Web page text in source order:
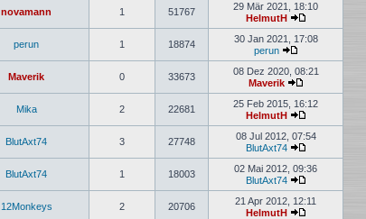
novamann 1 51767
29 Mär 2021, 18:10
HelmutH
Neuester
Beitrag
perun 1 18874
30 Jan 2021, 17:08
perun
Neuester
Beitrag
Maverik 0 33673
08 Dez 2020, 08:21
Maverik
Neuester
Beitrag
Mika 2 22681
25 Feb 2015, 16:12
HelmutH
Neuester
Beitrag
BlutAxt74 3 27748
08 Jul 2012, 07:54
BlutAxt74
Neuester
Beitrag
BlutAxt74 1 18003
02 Mai 2012, 09:36
BlutAxt74
Neuester
Beitrag
12Monkeys 2 20706
21 Apr 2012, 12:11
HelmutH